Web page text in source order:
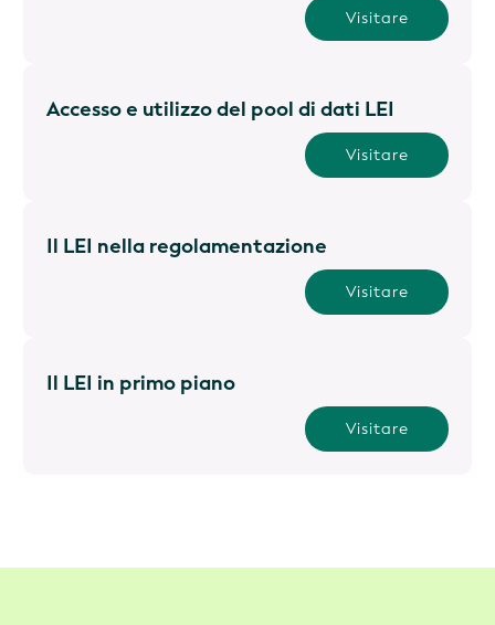
Visitare
Accesso e utilizzo del pool di dati LEI
Visitare
Il LEI nella regolamentazione
Visitare
Il LEI in primo piano
Visitare